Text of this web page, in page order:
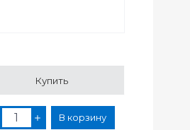
Купить
В корзину